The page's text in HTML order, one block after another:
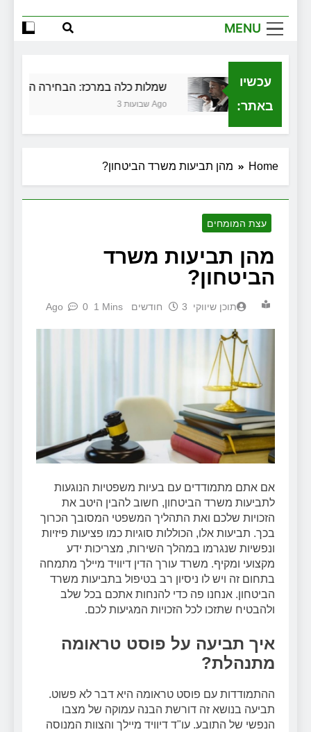
למה צריך משרד תיווך ברחובות? היתרון
המקומי שיכול לשנות עסקת נדל"ן
MENU
עכשיו
באתר:
שמלות כלה במרכז: הבחירה הנכונה
3 שבועות Ago
בגירושין
Home מהן תביעות משרד הביטחון?
עצת המומחים
מהן תביעות משרד
הביטחון?
תוכן שיווקי 3 חודשים Ago 0 1 Mins
אם אתם מתמודדים עם בעיות משפטיות הנוגעות
לתביעות משרד הביטחון, חשוב להבין היטב את
הזכויות שלכם ואת התהליך המשפטי המסובך הכרוך
בכך. תביעות אלו, הכוללות סוגיות כמו פציעות פיזיות
ונפשיות שנגרמו במהלך השירות, מצריכות ידע
מקצועי ומקיף. משרד עורך הדין דיוויד מיילך מתמחה
בתחום זה ויש לו ניסיון רב בטיפול בתביעות משרד
הביטחון. אנחנו פה כדי להנחות אתכם בכל שלב
ולהבטיח שתזכו לכל הזכויות המגיעות לכם.
איך תביעה על פוסט טראומה
מתנהלת?
ההתמודדות עם פוסט טראומה היא דבר לא פשוט.
תביעה בנושא זה דורשת הבנה עמוקה של מצבו
הנפשי של התובע. עו"ד דיוויד מיילך והצוות המנוסה